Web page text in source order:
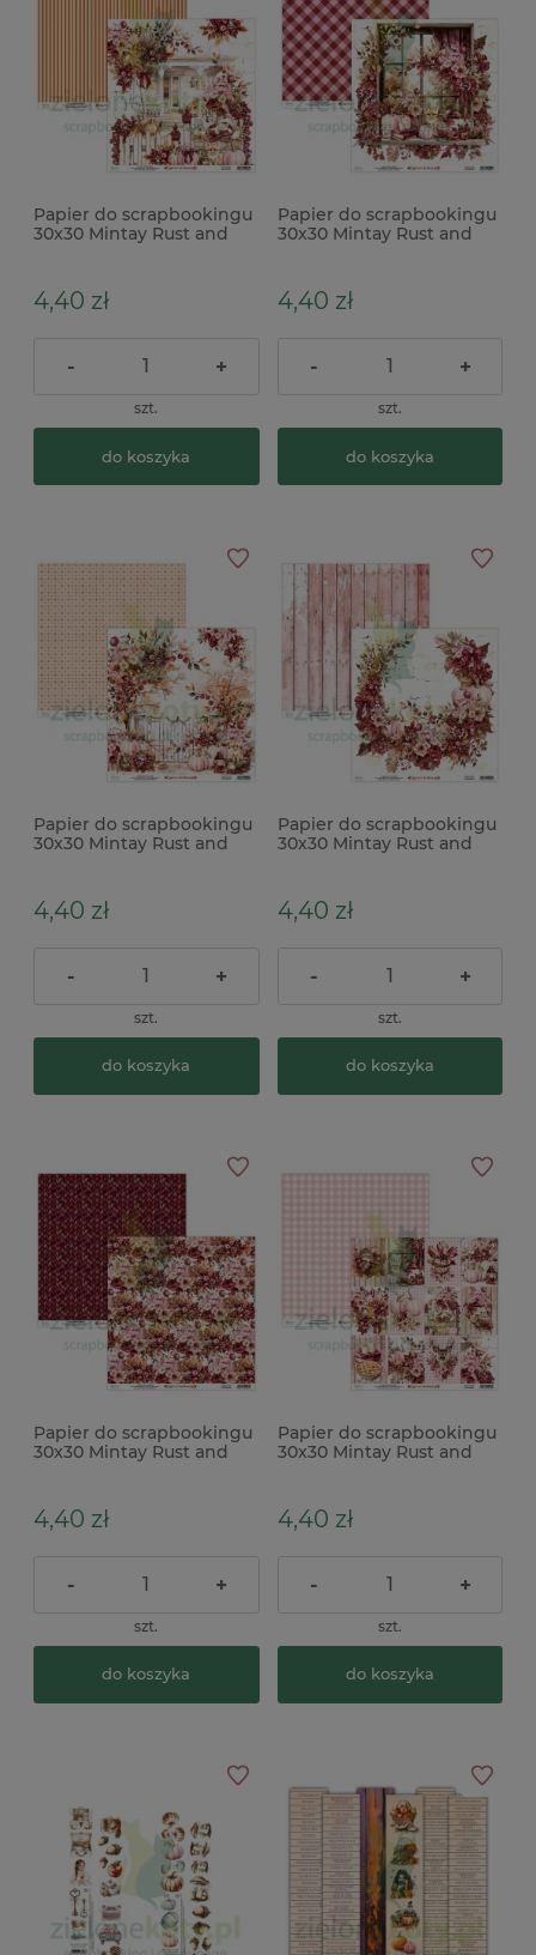
Papier do scrapbookingu
30x30 Mintay Rust and
4,40 zł
- +
szt.
do koszyka
Papier do scrapbookingu
30x30 Mintay Rust and
4,40 zł
- +
szt.
do koszyka
Papier do scrapbookingu
30x30 Mintay Rust and
4,40 zł
- +
szt.
do koszyka
Papier do scrapbookingu
30x30 Mintay Rust and
4,40 zł
- +
szt.
do koszyka
Papier do scrapbookingu
30x30 Mintay Rust and
4,40 zł
- +
szt.
do koszyka
Papier do scrapbookingu
30x30 Mintay Rust and
4,40 zł
- +
szt.
do koszyka